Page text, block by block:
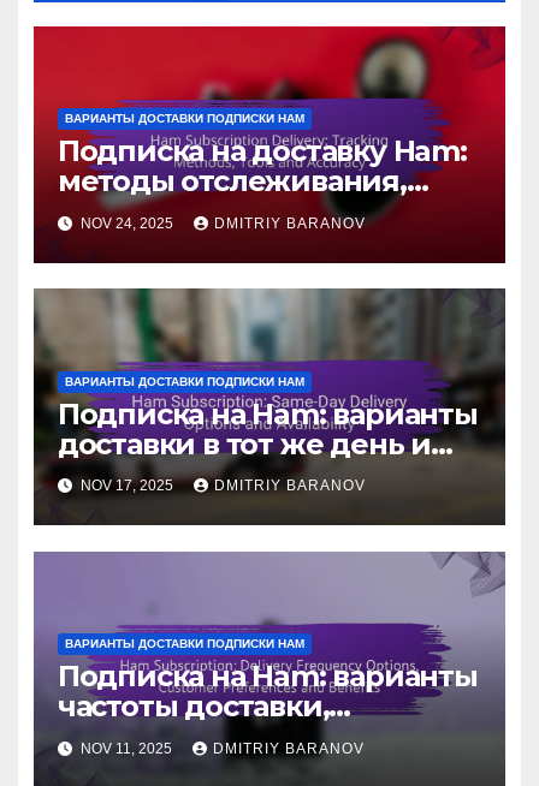
ВАРИАНТЫ ДОСТАВКИ ПОДПИСКИ HAM
Подписка на доставку Ham:
методы отслеживания,
инструменты и точность
NOV 24, 2025 DMITRIY BARANOV
ВАРИАНТЫ ДОСТАВКИ ПОДПИСКИ HAM
Подписка на Ham: варианты
доставки в тот же день и
доступность
NOV 17, 2025 DMITRIY BARANOV
ВАРИАНТЫ ДОСТАВКИ ПОДПИСКИ HAM
Подписка на Ham: варианты
частоты доставки,
предпочтения клиентов и
преимущества
NOV 11, 2025 DMITRIY BARANOV